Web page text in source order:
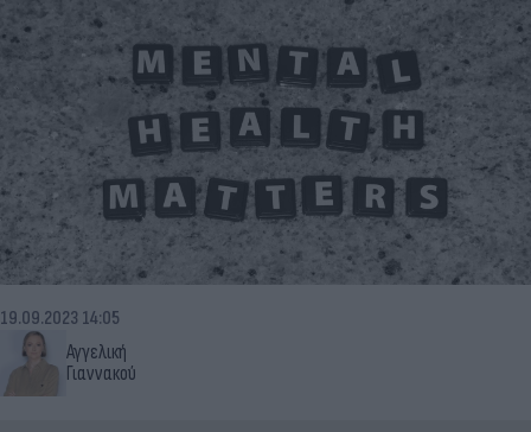
Αγγελική
Γιαννακού
19.09.2023 14:05